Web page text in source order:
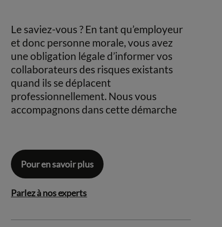
Le saviez-vous ? En tant qu’employeur
et donc personne morale, vous avez
une obligation légale d’informer vos
collaborateurs des risques existants
quand ils se déplacent
professionnellement. Nous vous
accompagnons dans cette démarche
Pour en savoir plus
Parlez à nos experts